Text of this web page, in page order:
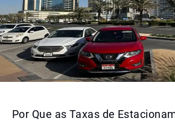
Por Que as Taxas de